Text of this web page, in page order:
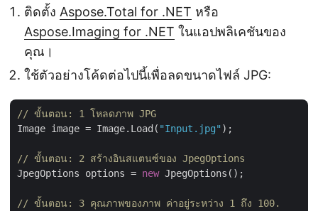
ติดตั้ง Aspose.Total for .NET หรือ
Aspose.Imaging for .NET ในแอปพลิเคชันของ
คุณ।
ใช้ตัวอย่างโค้ดต่อไปนี้เพื่อลดขนาดไฟล์ JPG:
// ขั้นตอน: 1 โหลดภาพ JPG
Image image = Image.Load( "Input.jpg" );
// ขั้นตอน: 2 สร้างอินสแตนซ์ของ JpegOptions
JpegOptions options = new JpegOptions();
// ขั้นตอน: 3 คุณภาพของภาพ ค่าอยู่ระหว่าง 1 ถึง 100.